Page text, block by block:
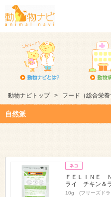
動物ナビトップ > フード（総合栄養
自然派
ＦＥＬＩＮＥ
ライ チキン＆
10g (フリーズドラ